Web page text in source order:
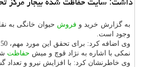
به گزارش خرید و فروش حیوان خانگی به
وجود است.
وی اضافه كرد: برای تحقق این مورد مهم، 50 میلیارد ریال اعتبار ویژه محوطه سازی، آسفالت راه دسترسی و سایر نیازهای فعلی سایت تصویب شده است.
نمكی با اشاره به نژاد قوچ و میش حفاظت
وی خاطرنشان كرد: با افزایش نیرو و تعداد